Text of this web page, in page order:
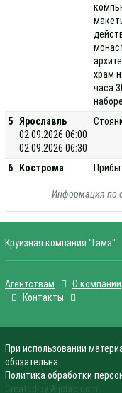
храм
часа
5
Ярославль
02.09.2026 06:00
02.09.2026 06:30
6 Кострома
Информация по
Круизная компания "Гама"
Агентствам О компании
Контакты
При использовании
обязательна
Политика обработки
Created by Aljebro.com